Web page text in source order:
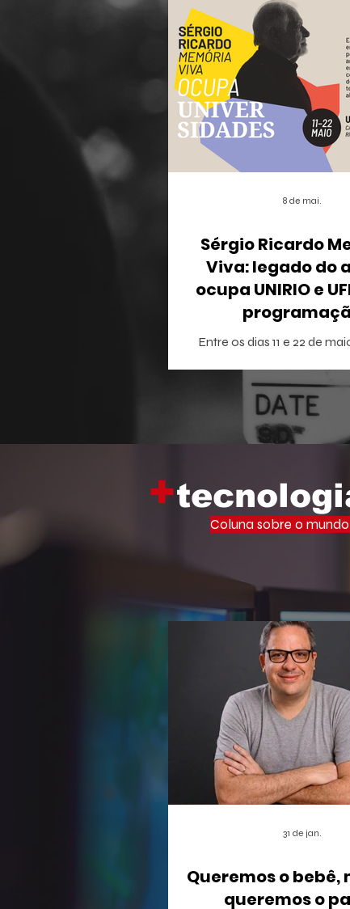
Sérgio Ricardo
Viva: legado do
ocupa UNIRIO e
Entre os dias 11 e 22 de
Memória Viva Ocupa
iniciativa que leva o vasto
filosofia de um dos maiores
cultura brasileira para o
8 de mai.
+
Coluna sobre o
Queremos o bebê,
queremos o
31 de jan.